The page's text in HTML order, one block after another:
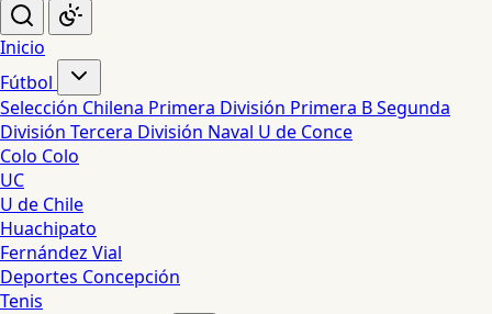
Inicio
Fútbol
Selección Chilena Primera División Primera BSegunda
División Tercera División Naval U de Conce
Colo Colo
UC
U de Chile
Huachipato
Fernández Vial
Deportes Concepción
Tenis